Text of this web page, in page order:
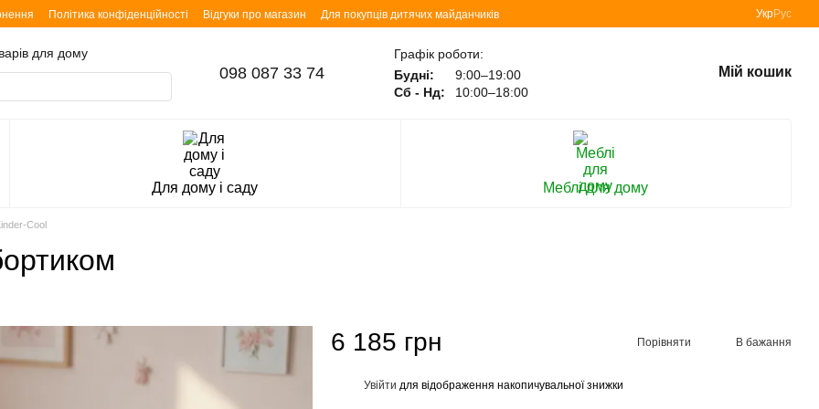
Політика конфіденційності Відгуки про магазин Для покупців дитячих майданчиків УкрРус
для дому
098 087 33 74
Графік роботи:
Будні:
9:00–19:00
Сб - Нд:
10:00–18:00
Мій кошик
Для дому і саду Меблі для дому
Cool
6 185 грн Порівняти В бажання
Увійти для відображення накопичувальної знижки